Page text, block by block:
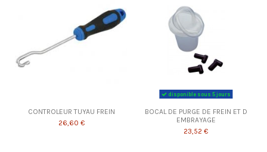
CONTROLEUR TUYAU FREIN
26,60 €
disponible sous 5 jours
BOCAL DE PURGE DE FREIN ET D
EMBRAYAGE
23,52 €